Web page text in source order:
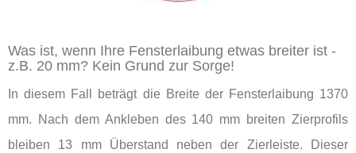
Was ist, wenn Ihre Fensterlaibung etwas breiter ist -
z.B. 20 mm? Kein Grund zur Sorge!
In diesem Fall beträgt die Breite der Fensterlaibung 1370
mm. Nach dem Ankleben des 140 mm breiten Zierprofils
bleiben 13 mm Überstand neben der Zierleiste. Dieser